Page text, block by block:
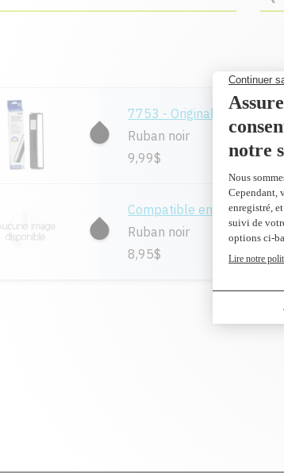
7753 - Original
Ruban noir
9,99$
Compatible en
Ruban noir
8,95$